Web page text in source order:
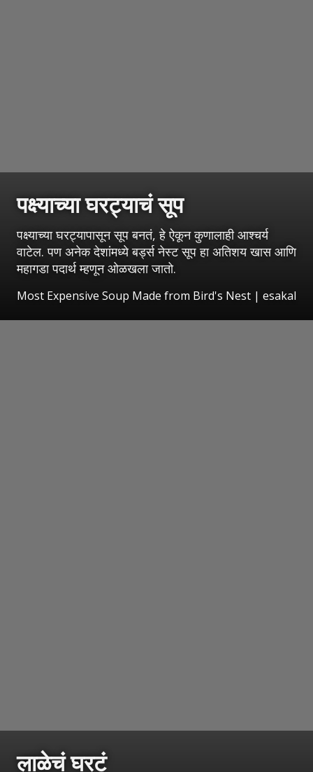
पक्ष्याच्या घरट्याचं सूप
पक्ष्याच्या घरट्यापासून सूप बनतं, हे ऐकून कुणालाही आश्चर्य
वाटेल. पण अनेक देशांमध्ये बर्ड्स नेस्ट सूप हा अतिशय खास आणि
महागडा पदार्थ म्हणून ओळखला जातो.
Most Expensive Soup Made from Bird's Nest | esakal
लाळेचं घरटं